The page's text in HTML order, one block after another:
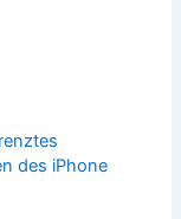
des iPhone